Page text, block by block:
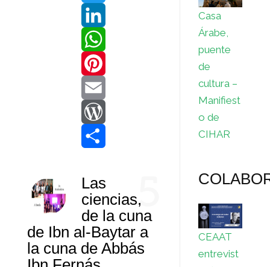
a
c
e
b
o
o
T
w
t
e
L
n
k
e
I
n
W
h
a
A
p
p
P
n
e
r
e
s
E
m
W
r
d
P
r
o
m
p
a
5
Las
ciencias,
de la cuna
de Ibn al-Baytar a
la cuna de Abbás
Casa
Árabe,
puente
de
cultura –
Manifiest
o de
CIHAR
CEAAT
entrevist